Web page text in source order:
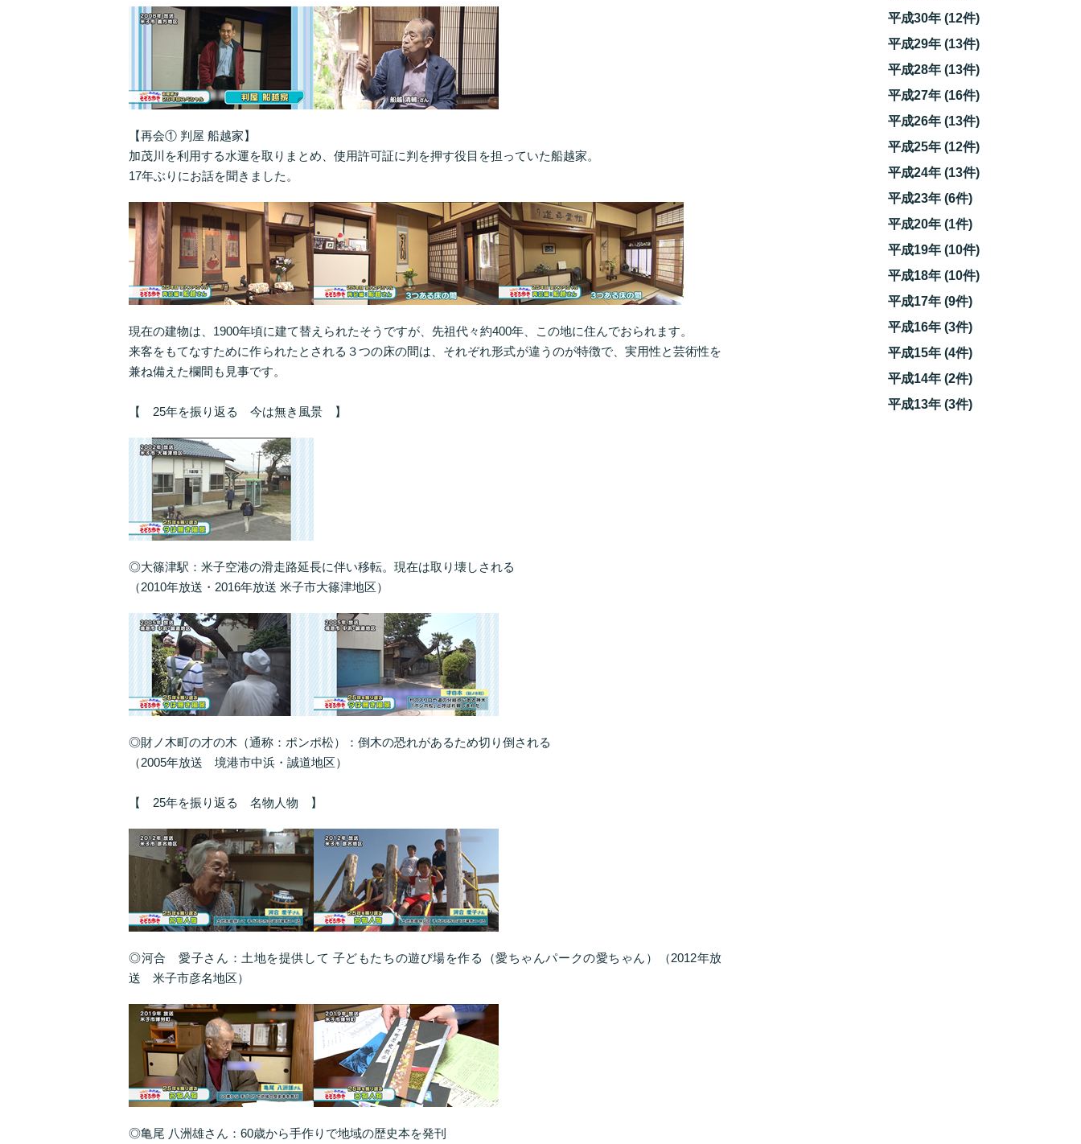
【再会① 判屋 船越家】
加茂川を利用する水運を取りまとめ、使用許可証に判を押す役目を担っていた船越家。
17年ぶりにお話を聞きました。
現在の建物は、1900年頃に建て替えられたそうですが、先祖代々約400年、この地に住んでおられます。
来客をもてなすために作られたとされる３つの床の間は、それぞれ形式が違うのが特徴で、実用性と芸術性を
兼ね備えた欄間も見事です。
【 25年を振り返る 今は無き風景 】
◎大篠津駅：米子空港の滑走路延長に伴い移転。現在は取り壊しされる
（2010年放送・2016年放送 米子市大篠津地区）
◎財ノ木町の才の木（通称：ポンポ松）：倒木の恐れがあるため切り倒される
（2005年放送 境港市中浜・誠道地区）
【 25年を振り返る 名物人物 】
◎河合 愛子さん：土地を提供して 子どもたちの遊び場を作る（愛ちゃんパークの愛ちゃん）（2012年放
送 米子市彦名地区）
◎亀尾 八洲雄さん：60歳から手作りで地域の歴史本を発刊
平成30年 (12件)
平成29年 (13件)
平成28年 (13件)
平成27年 (16件)
平成26年 (13件)
平成25年 (12件)
平成24年 (13件)
平成23年 (6件)
平成20年 (1件)
平成19年 (10件)
平成18年 (10件)
平成17年 (9件)
平成16年 (3件)
平成15年 (4件)
平成14年 (2件)
平成13年 (3件)